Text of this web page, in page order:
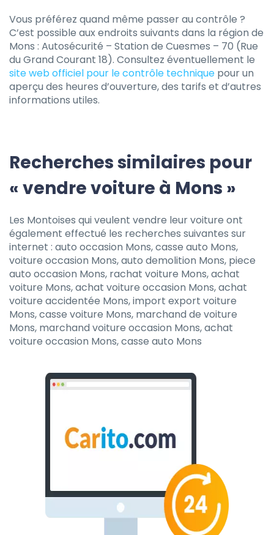
Vous préférez quand même passer au contrôle ?
C’est possible aux endroits suivants dans la région de
Mons : Autosécurité – Station de Cuesmes – 70 (Rue
du Grand Courant 18). Consultez éventuellement le
site web officiel pour le contrôle technique pour un
aperçu des heures d’ouverture, des tarifs et d’autres
informations utiles.
Recherches similaires pour
« vendre voiture à Mons »
Les Montoises qui veulent vendre leur voiture ont
également effectué les recherches suivantes sur
internet : auto occasion Mons, casse auto Mons,
voiture occasion Mons, auto demolition Mons, piece
auto occasion Mons, rachat voiture Mons, achat
voiture Mons, achat voiture occasion Mons, achat
voiture accidentée Mons, import export voiture
Mons, casse voiture Mons, marchand de voiture
Mons, marchand voiture occasion Mons, achat
voiture occasion Mons, casse auto Mons